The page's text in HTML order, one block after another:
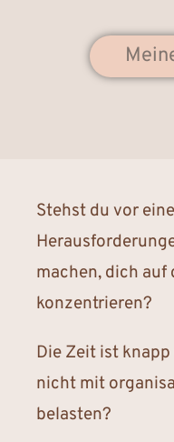
Stehst du vor
machen, dich auf
konzentrieren?
Die Zeit ist
nicht mit
belasten?